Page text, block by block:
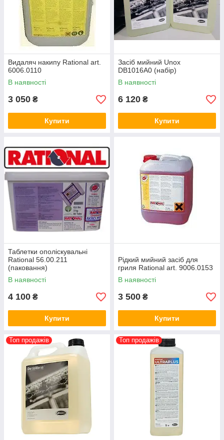
Видаляч накипу Rational art.
6006.0110
В наявності
3 050 ₴
Купити
Засіб мийний Unox
DB1016A0 (набір)
В наявності
6 120 ₴
Купити
Таблетки ополіскувальні
Rational 56.00.211
(паковання)
В наявності
4 100 ₴
Купити
Рідкий мийний засіб для
гриля Rational art. 9006.0153
В наявності
3 500 ₴
Купити
Топ продажів Топ продажів